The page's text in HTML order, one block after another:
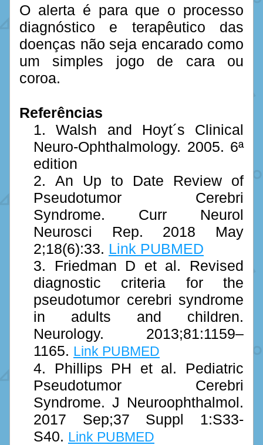
O alerta é para que o processo
diagnóstico e terapêutico das
doenças não seja encarado como
um simples jogo de cara ou
coroa.
Referências
Walsh and Hoyt´s Clinical
Neuro-Ophthalmology. 2005. 6ª
edition
An Up to Date Review of
Pseudotumor Cerebri
Syndrome. Curr Neurol
Neurosci Rep. 2018 May
2;18(6):33. Link PUBMED
Friedman D et al. Revised
diagnostic criteria for the
pseudotumor cerebri syndrome
in adults and children.
Neurology. 2013;81:1159–
1165. Link PUBMED
Phillips PH et al. Pediatric
Pseudotumor Cerebri
Syndrome. J Neuroophthalmol.
2017 Sep;37 Suppl 1:S33-
S40. Link PUBMED